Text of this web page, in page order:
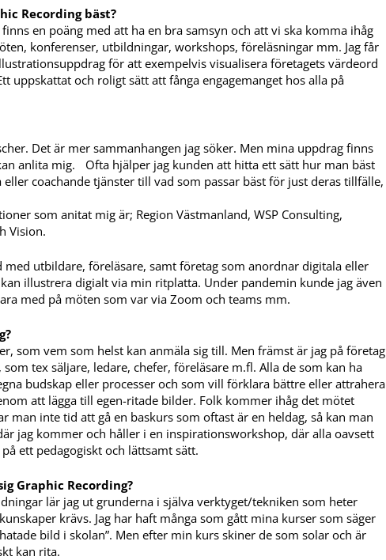
Recording bäst?
en poäng med att ha en bra samsyn och att vi ska komma ihåg
konferenser, utbildningar, workshops, föreläsningar mm. Jag får
för att exempelvis visualisera företagets värdeord
uppskattat och roligt sätt att fånga engagemanget hos alla på
Det är mer sammanhangen jag söker. Men mina uppdrag finns
anlita mig. Ofta hjälper jag kunden att hitta ett sätt hur man bäst
coachande tjänster till vad som passar bäst för just deras tillfälle,
som anitat mig är; Region Västmanland, WSP Consulting,
Vision.
med utbildare, föreläsare, samt företag som anordnar digitala eller
illustrera digialt via min ritplatta. Under pandemin kunde jag även
med på möten som var via Zoom och teams mm.
som vem som helst kan anmäla sig till. Men främst är jag på företag
tex säljare, ledare, chefer, föreläsare m.fl. Alla de som kan ha
budskap eller processer och som vill förklara bättre eller attrahera
att lägga till egen-ritade bilder. Folk kommer ihåg det mötet
man inte tid att gå en baskurs som oftast är en heldag, så kan man
jag kommer och håller i en inspirationsworkshop, där alla oavsett
ett pedagogiskt och lättsamt sätt.
Graphic Recording?
lär jag ut grunderna i själva verktyget/tekniken som heter
krävs. Jag har haft många som gått mina kurser som säger
bild i skolan”. Men efter min kurs skiner de som solar och är
kan rita.